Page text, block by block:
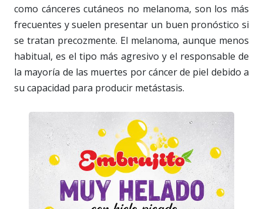
como cánceres cutáneos no melanoma, son los más
frecuentes y suelen presentar un buen pronóstico si
se tratan precozmente. El melanoma, aunque menos
habitual, es el tipo más agresivo y el responsable de
la mayoría de las muertes por cáncer de piel debido a
su capacidad para producir metástasis.